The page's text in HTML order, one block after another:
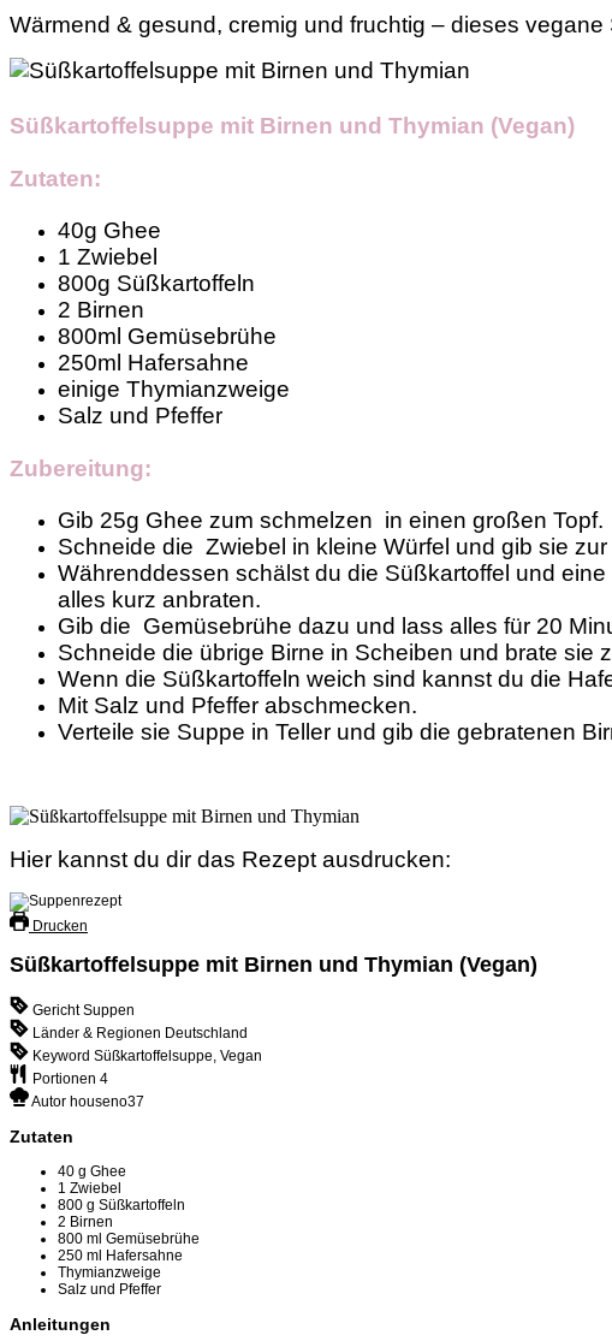
Wärmend & gesund, cremig und fruchtig – dieses
Süßkartoffelsuppe mit Birnen und Thymian (Vegan)
Zutaten:
40g Ghee
1 Zwiebel
800g Süßkartoffeln
2 Birnen
800ml Gemüsebrühe
250ml Hafersahne
einige Thymianzweige
Salz und Pfeffer
Zubereitung:
Gib 25g Ghee zum schmelzen in einen großen Topf.
Schneide die Zwiebel in kleine Würfel und gib sie
Währenddessen schälst du die Süßkartoffel und
alles kurz anbraten.
Gib die Gemüsebrühe dazu und lass alles für 20
Schneide die übrige Birne in Scheiben und brate sie
Wenn die Süßkartoffeln weich sind kannst du die
Mit Salz und Pfeffer abschmecken.
Verteile sie Suppe in Teller und gib die gebratenen
Hier kannst du dir das Rezept ausdrucken:
Drucken
Süßkartoffelsuppe mit Birnen und Thymian (Vegan)
Gericht Suppen
Länder & Regionen Deutschland
Keyword Süßkartoffelsuppe, Vegan
Portionen 4
Autor houseno37
Zutaten
40 g Ghee
1 Zwiebel
800 g Süßkartoffeln
2 Birnen
800 ml Gemüsebrühe
250 ml Hafersahne
Thymianzweige
Salz und Pfeffer
Anleitungen